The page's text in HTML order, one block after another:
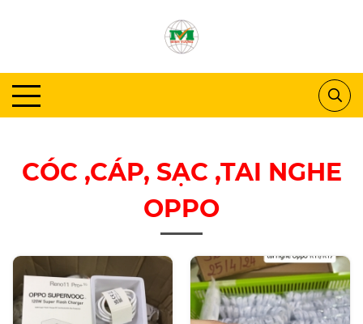
CÓC ,CÁP, SẠC ,TAI NGHE
OPPO